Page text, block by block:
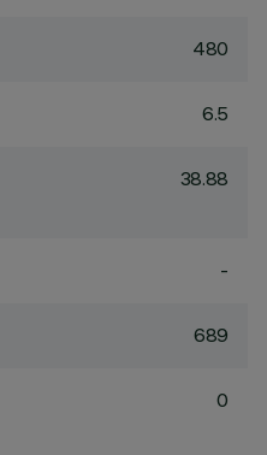
480
6.5
38.88
-
689
0